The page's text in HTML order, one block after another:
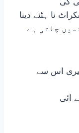
نا ہٹنے دینا
چلتی ہے
اس سے
ائی